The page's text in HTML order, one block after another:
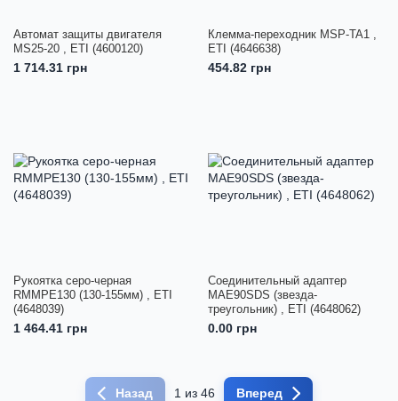
Автомат защиты двигателя
MS25-20 , ETI (4600120)
1 714.31 грн
Клемма-переходник MSP-TA1 ,
ETI (4646638)
454.82 грн
Рукоятка серо-черная
RMMPE130 (130-155мм) , ETI
(4648039)
1 464.41 грн
Соединительный адаптер
MAE90SDS (звезда-
треугольник) , ETI (4648062)
0.00 грн
Назад 1 из 46 Вперед